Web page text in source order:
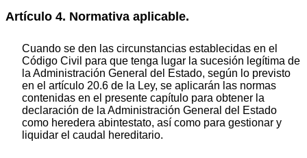
Artículo 4. Normativa aplicable.
Cuando se den las circunstancias establecidas en el
Código Civil para que tenga lugar la sucesión legítima de
la Administración General del Estado, según lo previsto
en el artículo 20.6 de la Ley, se aplicarán las normas
contenidas en el presente capítulo para obtener la
declaración de la Administración General del Estado
como heredera abintestato, así como para gestionar y
liquidar el caudal hereditario.